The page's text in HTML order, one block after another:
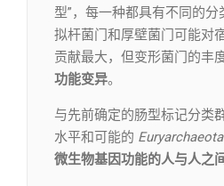
型”，每一种都具有不同的分
拟杆菌门和厚壁菌门可能对
贡献最大，但变形菌门的丰
功能变异。
与先前确定的肠型标记分类
水平和可能的 Euryarchaeota
微生物基因功能的人与人之